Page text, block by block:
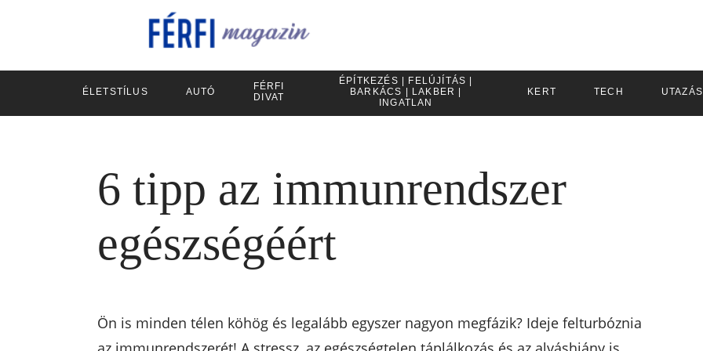
ÉLETSTÍLUS AUTÓ
FÉRFI
DIVAT
ÉPÍTKEZÉS | FELÚJÍTÁS |
BARKÁCS | LAKBER |
INGATLAN
KERT TECH UTAZÁS
6 tipp az immunrendszer
egészségéért
Ön is minden télen köhög és legalább egyszer nagyon megfázik? Ideje felturbóznia